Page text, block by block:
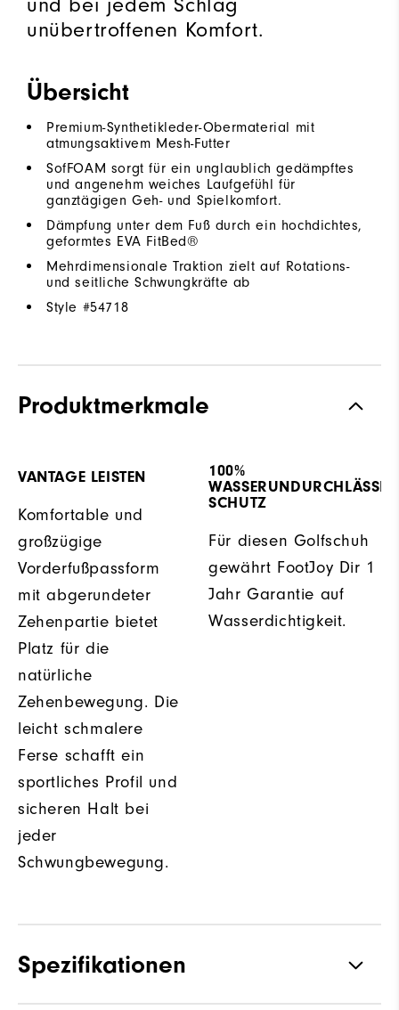
unübertroffenen Komfort.
Übersicht
Premium-Synthetikleder-Obermaterial mit
atmungsaktivem Mesh-Futter
SofFOAM sorgt für ein unglaublich gedämpftes
und angenehm weiches Laufgefühl für
ganztägigen Geh- und Spielkomfort.
Dämpfung unter dem Fuß durch ein hochdichtes,
geformtes EVA FitBed®
Mehrdimensionale Traktion zielt auf Rotations-
und seitliche Schwungkräfte ab
Style #54718
Produktmerkmale
VANTAGE LEISTEN
Komfortable und
großzügige
Vorderfußpassform
mit abgerundeter
Zehenpartie bietet
Platz für die
natürliche
Zehenbewegung. Die
leicht schmalere
Ferse schafft ein
sportliches Profil und
sicheren Halt bei
jeder
Schwungbewegung.
100%
SCHUTZ
Für diesen Golfschuh
gewährt FootJoy Dir 1
Jahr Garantie auf
Wasserdichtigkeit.
Spezifikationen